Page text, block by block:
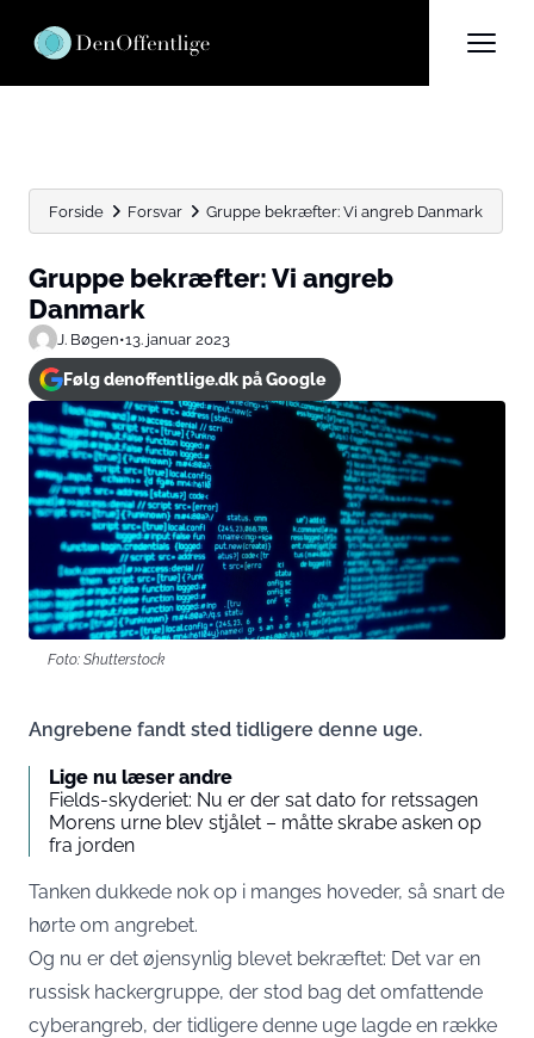
Forside Forsvar Gruppe bekræfter: Vi angreb Danmark
Gruppe bekræfter: Vi angreb
Danmark
J. Bøgen•13. januar 2023
Følg denoffentlige.dk på Google
Foto: Shutterstock
Angrebene fandt sted tidligere denne uge.
Lige nu læser andre
Fields-skyderiet: Nu er der sat dato for retssagen
Morens urne blev stjålet – måtte skrabe asken op
fra jorden
Tanken dukkede nok op i manges hoveder, så snart de
hørte om angrebet.
Og nu er det øjensynlig blevet bekræftet: Det var en
russisk hackergruppe, der stod bag det omfattende
cyberangreb, der tidligere denne uge lagde en række